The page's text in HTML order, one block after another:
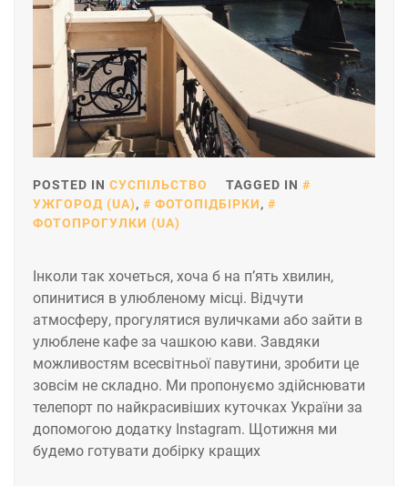
POSTED IN СУСПІЛЬСТВО
TAGGED IN
УЖГОРОД (UA), ФОТОПІДБІРКИ,
ФОТОПРОГУЛКИ (UA)
Інколи так хочеться, хоча б на п’ять хвилин,
опинитися в улюбленому місці. Відчути
атмосферу, прогулятися вуличками або зайти в
улюблене кафе за чашкою кави. Завдяки
можливостям всесвітньої павутини, зробити це
зовсім не складно. Ми пропонуємо здійснювати
телепорт по найкрасивіших куточках України за
допомогою додатку Instagram. Щотижня ми
будемо готувати добірку кращих